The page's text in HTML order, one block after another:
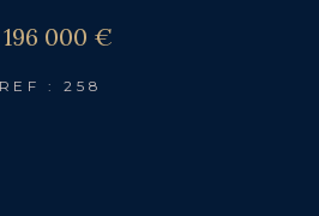
196 000 €
REF : 258